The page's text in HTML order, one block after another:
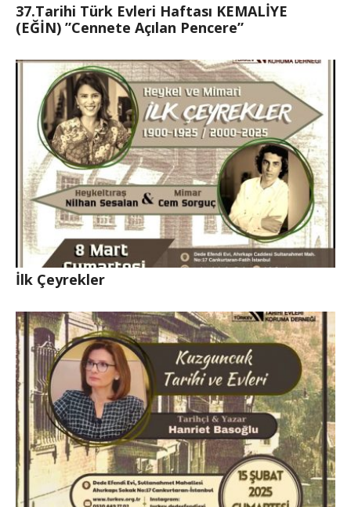
37.Tarihi Türk Evleri Haftası KEMALİYE
(EĞİN) ”Cennete Açılan Pencere”
İlk Çeyrekler